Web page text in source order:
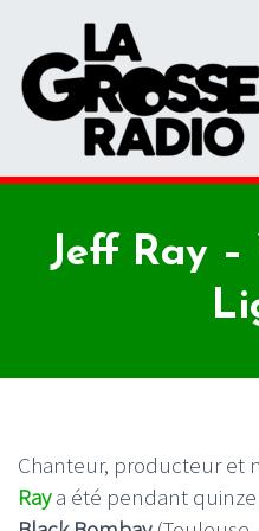
Jeff Ray
Chanteur, producteur et
Raya été pendant